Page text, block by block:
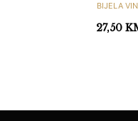
BIJELA
27,50